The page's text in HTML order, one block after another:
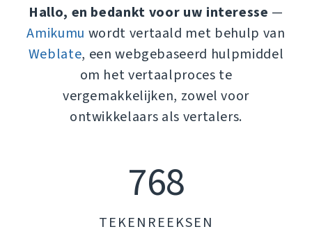
Hallo, en bedankt voor uw interesse —
Amikumu wordt vertaald met behulp van
Weblate, een webgebaseerd hulpmiddel
om het vertaalproces te
vergemakkelijken, zowel voor
ontwikkelaars als vertalers.
768
TEKENREEKSEN